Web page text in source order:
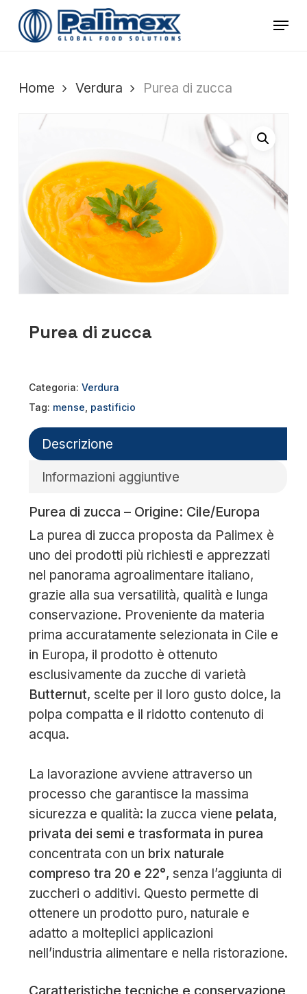
Skip
Menu
Home Verdura Purea di zucca
Purea di zucca
Categoria: Verdura
Tag: mense, pastificio
Descrizione
Informazioni aggiuntive
Purea di zucca – Origine: Cile/Europa
La purea di zucca proposta da Palimex è
uno dei prodotti più richiesti e apprezzati
nel panorama agroalimentare italiano,
grazie alla sua versatilità, qualità e lunga
conservazione. Proveniente da materia
prima accuratamente selezionata in Cile e
in Europa, il prodotto è ottenuto
esclusivamente da zucche di varietà
Butternut, scelte per il loro gusto dolce, la
polpa compatta e il ridotto contenuto di
acqua.
La lavorazione avviene attraverso un
processo che garantisce la massima
sicurezza e qualità: la zucca viene pelata,
privata dei semi e trasformata in purea
concentrata con un brix naturale
compreso tra 20 e 22°, senza l’aggiunta di
zuccheri o additivi. Questo permette di
ottenere un prodotto puro, naturale e
adatto a molteplici applicazioni
nell’industria alimentare e nella ristorazione.